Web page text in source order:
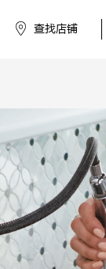
查找店铺